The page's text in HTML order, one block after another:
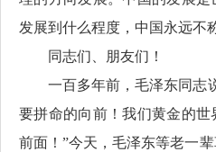
发展到什么程度，中国永远不
同志们、朋友们！
一百多年前，毛泽东同志
要拼命的向前！我们黄金的
前面！”今天，毛泽东等老一